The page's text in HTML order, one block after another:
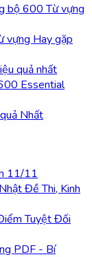
bộ 600 Từ vựng
vựng Hay gặp
quả nhất
Essential
Nhất
11/11
Đề Thi, Kinh
Tuyệt Đối
PDF - Bí